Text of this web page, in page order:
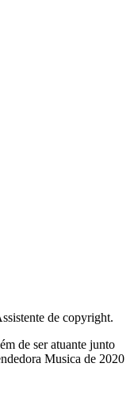
de copyright.
de ser atuante junto
Musica de 2020